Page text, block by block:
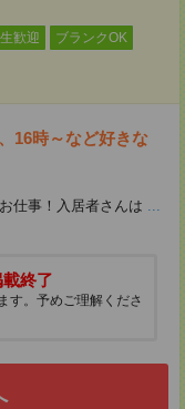
歓迎 ブランクOK
16時～など好きな
仕事！入居者さんは ...
終了
す。予めご理解くださ